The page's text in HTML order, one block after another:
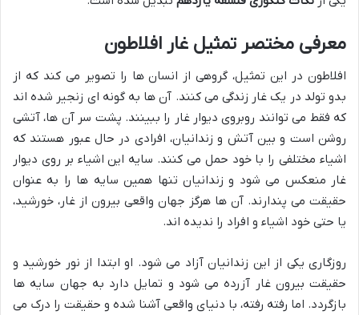
معرفی مختصر تمثیل غار افلاطون
افلاطون در این تمثیل، گروهی از انسان ها را تصویر می کند که از
بدو تولد در یک غار زندگی می کنند. آن ها به گونه ای زنجیر شده اند
که فقط می توانند روبروی دیوار غار را ببینند. پشت سر آن ها، آتشی
روشن است و بین آتش و زندانیان، افرادی در حال عبور هستند که
اشیاء مختلفی را با خود حمل می کنند. سایه این اشیاء بر روی دیوار
غار منعکس می شود و زندانیان تنها همین سایه ها را به عنوان
حقیقت می پندارند. آن ها هرگز جهان واقعی بیرون از غار، خورشید،
یا حتی خود اشیاء و افراد را ندیده اند.
روزگاری یکی از این زندانیان آزاد می شود. او ابتدا از نور خورشید و
حقیقت بیرون غار آزرده می شود و تمایل دارد به جهان سایه ها
بازگردد. اما رفته رفته، با دنیای واقعی آشنا شده و حقیقت را درک می